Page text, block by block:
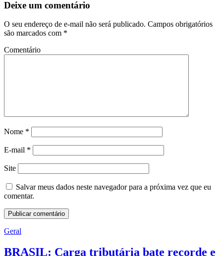
Deixe um comentário
O seu endereço de e-mail não será publicado. Campos obrigatórios
são marcados com *
Comentário
Nome *
E-mail *
Site
Salvar meus dados neste navegador para a próxima vez que eu
comentar.
Geral
BRASIL: Carga tributária bate recorde e